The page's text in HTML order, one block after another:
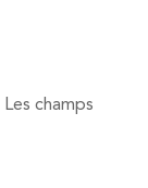
Les champs